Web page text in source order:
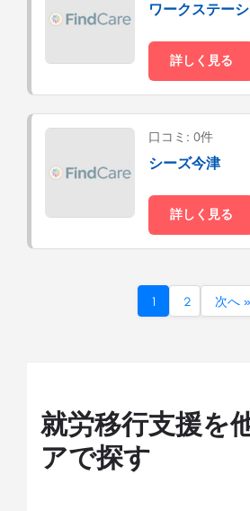
ワークステー
詳しく見る
口コミ: 0件
シーズ今津
詳しく見る
1 2 次へ »
就労移行支援を
アで探す